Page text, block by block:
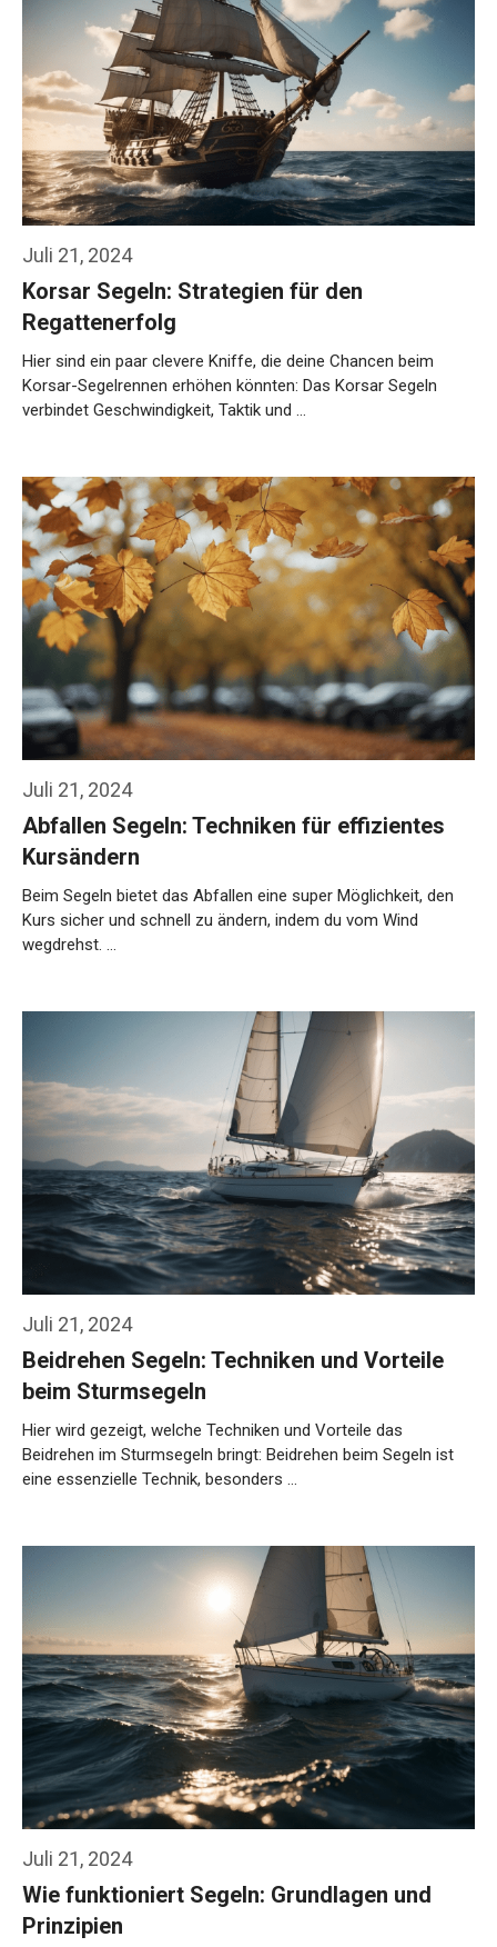
Juli 21, 2024
Korsar Segeln: Strategien für den
Regattenerfolg
Hier sind ein paar clevere Kniffe, die deine Chancen beim
Korsar-Segelrennen erhöhen könnten: Das Korsar Segeln
verbindet Geschwindigkeit, Taktik und …
Juli 21, 2024
Abfallen Segeln: Techniken für effizientes
Kursändern
Beim Segeln bietet das Abfallen eine super Möglichkeit, den
Kurs sicher und schnell zu ändern, indem du vom Wind
wegdrehst. …
Juli 21, 2024
Beidrehen Segeln: Techniken und Vorteile
beim Sturmsegeln
Hier wird gezeigt, welche Techniken und Vorteile das
Beidrehen im Sturmsegeln bringt: Beidrehen beim Segeln ist
eine essenzielle Technik, besonders …
Juli 21, 2024
Wie funktioniert Segeln: Grundlagen und
Prinzipien